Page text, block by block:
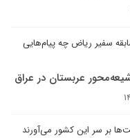
سفیر ریاض چه پیام‌هایی
عربستان در عراق
بر سر این کشور می‌آورند